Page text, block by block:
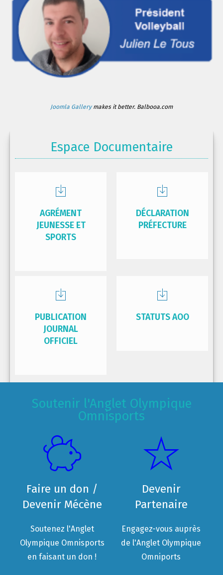
Joomla Gallerymakes it better. Balbooa.com
Espace Documentaire
AGRÉMENT
JEUNESSE ET
SPORTS
DÉCLARATION
PRÉFECTURE
PUBLICATION
JOURNAL
OFFICIEL
STATUTS AOO
Soutenir l'Anglet Olympique
Omnisports
Faire un don /
Devenir Mécène
Soutenez l'Anglet
Olympique Omnisports
en faisant un don !
Devenir
Partenaire
Engagez-vous auprès
de l'Anglet Olympique
Omniports